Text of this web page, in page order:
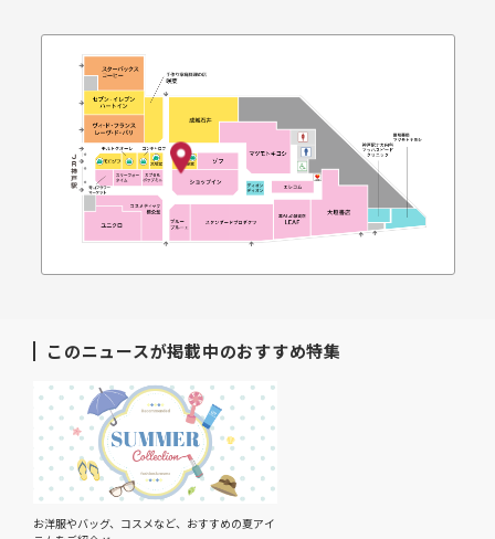
このニュースが掲載中のおすすめ特集
お洋服やバッグ、コスメなど、おすすめの夏アイ